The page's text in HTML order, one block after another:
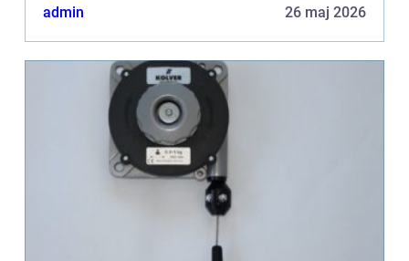
admin 26 maj 2026